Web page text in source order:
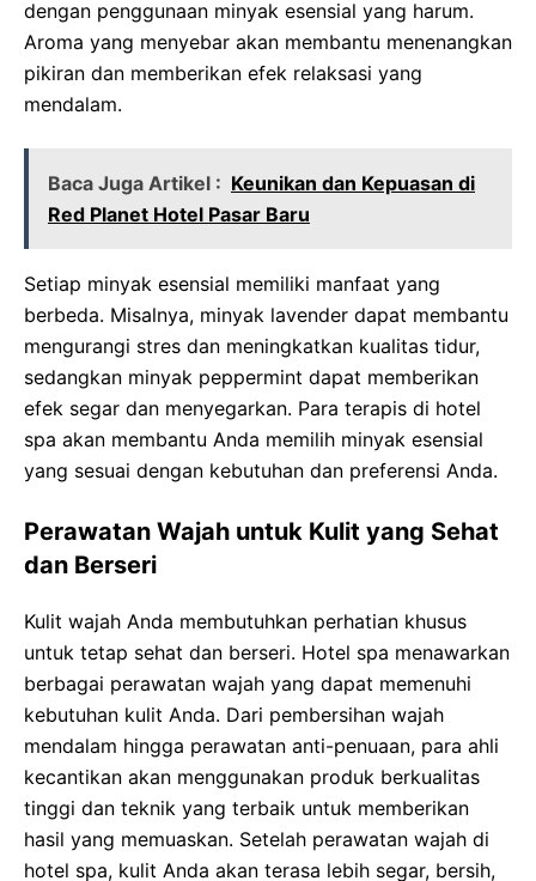
dengan penggunaan minyak esensial yang harum.
Aroma yang menyebar akan membantu menenangkan
pikiran dan memberikan efek relaksasi yang
mendalam.
Baca Juga Artikel : Keunikan dan Kepuasan di
Red Planet Hotel Pasar Baru
Setiap minyak esensial memiliki manfaat yang
berbeda. Misalnya, minyak lavender dapat membantu
mengurangi stres dan meningkatkan kualitas tidur,
sedangkan minyak peppermint dapat memberikan
efek segar dan menyegarkan. Para terapis di hotel
spa akan membantu Anda memilih minyak esensial
yang sesuai dengan kebutuhan dan preferensi Anda.
Perawatan Wajah untuk Kulit yang Sehat
dan Berseri
Kulit wajah Anda membutuhkan perhatian khusus
untuk tetap sehat dan berseri. Hotel spa menawarkan
berbagai perawatan wajah yang dapat memenuhi
kebutuhan kulit Anda. Dari pembersihan wajah
mendalam hingga perawatan anti-penuaan, para ahli
kecantikan akan menggunakan produk berkualitas
tinggi dan teknik yang terbaik untuk memberikan
hasil yang memuaskan. Setelah perawatan wajah di
hotel spa, kulit Anda akan terasa lebih segar, bersih,